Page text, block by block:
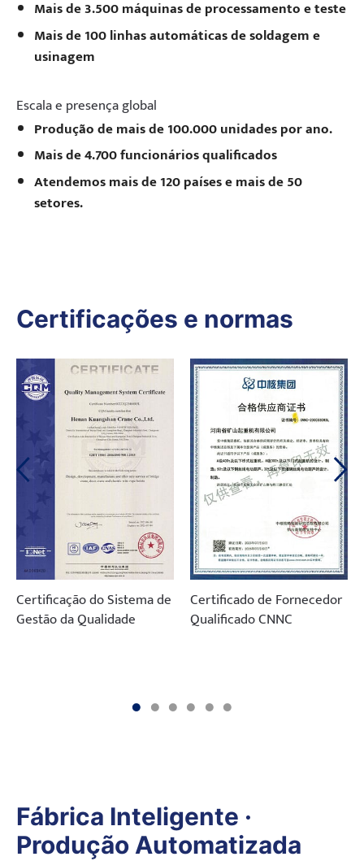
Mais de 3.500 máquinas de processamento e teste
Mais de 100 linhas automáticas de soldagem e
usinagem
Escala e presença global
Produção de mais de 100.000 unidades por ano.
Mais de 4.700 funcionários qualificados
Atendemos mais de 120 países e mais de 50
setores.
Certificações e normas
Certificação do Sistema de
Gestão da Qualidade
Certificado de Fornecedor
Qualificado CNNC
Fábrica Inteligente ·
Produção Automatizada